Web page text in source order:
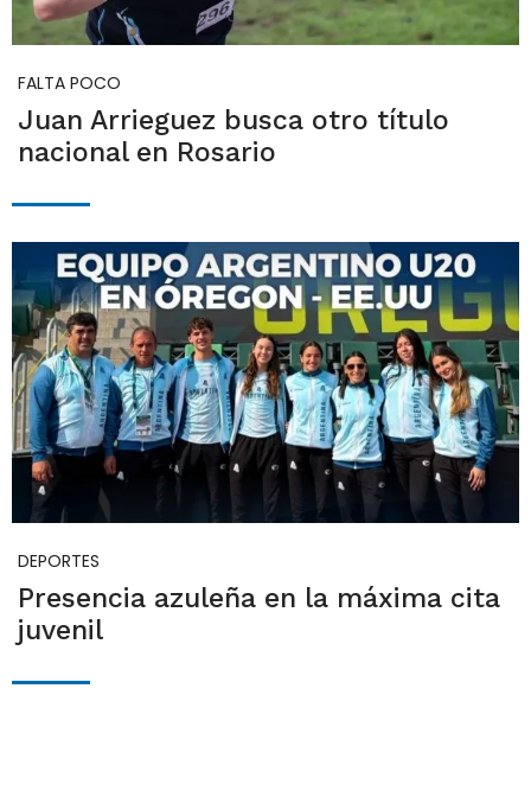
FALTA POCO
Juan Arrieguez busca otro título
nacional en Rosario
DEPORTES
Presencia azuleña en la máxima cita
juvenil